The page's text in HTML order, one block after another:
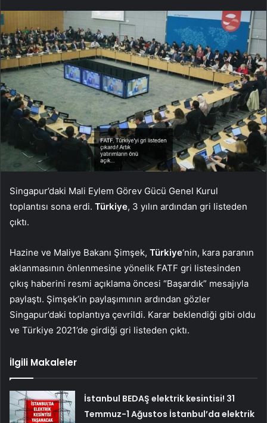
Singapur’daki Mali Eylem Görev Gücü Genel Kurul
toplantısı sona erdi. Türkiye, 3 yılın ardından gri listeden
çıktı.
Hazine ve Maliye Bakanı Şimşek, Türkiye‘nin, kara paranın
aklanmasının önlenmesine yönelik FATF gri listesinden
çıkış haberini resmi açıklama öncesi “Başardık” mesajıyla
paylaştı. Şimşek’in paylaşımının ardından gözler
Singapur’daki toplantıya çevrildi. Karar beklendiği gibi oldu
ve Türkiye 2021’de girdiği gri listeden çıktı.
İlgili Makaleler
İstanbul BEDAŞ elektrik kesintisi! 31
Temmuz-1 Ağustos İstanbul’da elektrik